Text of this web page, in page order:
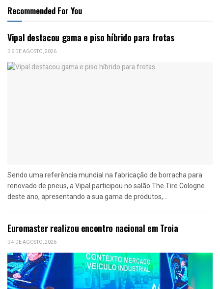
Recommended For You
Vipal destacou gama e piso híbrido para frotas
6 DE AGOSTO, 2026
Sendo uma referência mundial na fabricação de borracha para
renovado de pneus, a Vipal participou no salão The Tire Cologne
deste ano, apresentando a sua gama de produtos,...
Euromaster realizou encontro nacional em Troia
4 DE AGOSTO, 2026